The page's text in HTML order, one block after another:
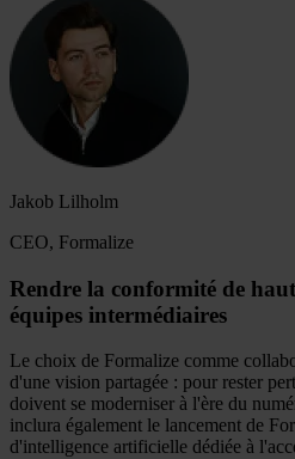
Jakob Lilholm
CEO, Formalize
Rendre la conformité de
équipes intermédiaires
Le choix de Formalize comme
d'une vision partagée : pour rester
doivent se moderniser à l'ère du
inclura également le lancement de
d'intelligence artificielle dédiée à